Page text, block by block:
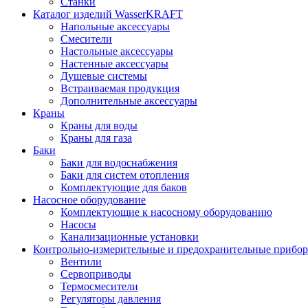
Каталог изделий WasserKRAFT
Напольные аксессуары
Смесители
Настольные аксессуары
Настенные аксессуары
Душевые системы
Встраиваемая продукция
Дополнительные аксессуары
Краны
Краны для воды
Краны для газа
Баки
Баки для водоснабжения
Баки для систем отопления
Комплектующие для баков
Насосное оборудование
Комплектующие к насосному оборудованию
Насосы
Канализационные установки
Контрольно-измерительные и предохранительные
Вентили
Сервоприводы
Термосмесители
Регуляторы давления